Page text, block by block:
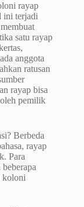
rayap
ini terjadi
satu rayap
anggota
ratusan
rayap bisa
pemilik
Berbeda
rayap
Para
koloni